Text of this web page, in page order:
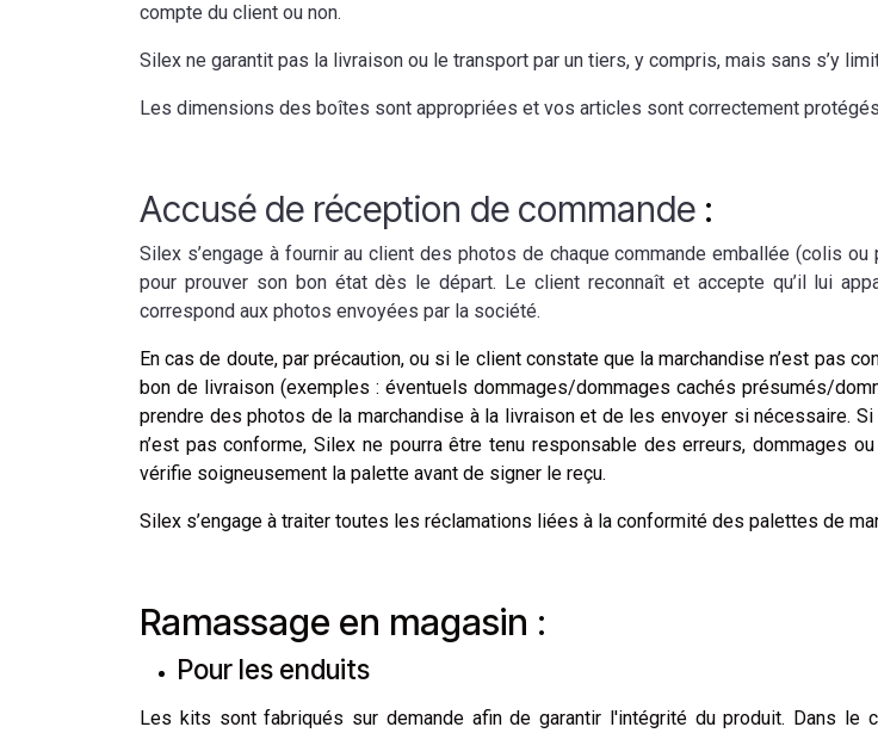
compte du client ou non.
Silex ne garantit pas la livraison ou le transport par un tiers, y compris, mais sans s’y
Les dimensions des boîtes sont appropriées et vos articles sont correctement
Accusé de réception de commande :
Silex s’engage à fournir au client des photos de chaque commande emballée (colis
pour prouver son bon état dès le départ. Le client reconnaît et accepte qu’il lui
correspond aux photos envoyées par la société.
En cas de doute, par précaution, ou si le client constate que la marchandise n’est pas
bon de livraison (exemples : éventuels dommages/dommages cachés présumés/
prendre des photos de la marchandise à la livraison et de les envoyer si nécessaire.
n’est pas conforme, Silex ne pourra être tenu responsable des erreurs, dommages
vérifie soigneusement la palette avant de signer le reçu.
Silex s’engage à traiter toutes les réclamations liées à la conformité des palettes de
Ramassage en magasin :
Pour les enduits
Les kits sont fabriqués sur demande afin de garantir l'intégrité du produit. Dans le